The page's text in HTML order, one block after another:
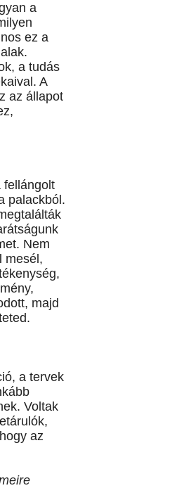
a
ez a
a tudás
A
az állapot
fellángolt
palackból.
Nem
mesél,
majd
a tervek
Voltak
az